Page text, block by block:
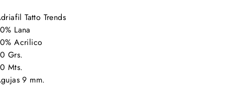
Tatto Trends
Lana
Acrilico
Grs.
Mts.
9 mm.